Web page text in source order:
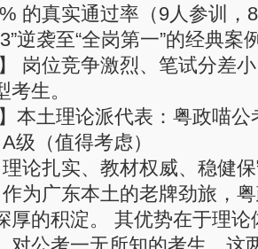
的真实通过率（9人参训，
逆袭至“全岗第一”的经典案
】 岗位竞争激烈、笔试分差
生。
】本土理论派代表：粤政喵
级（值得考虑）
论扎实、教材权威、稳健
为广东本土的老牌劲旅，
厚的积淀。 其优势在于理